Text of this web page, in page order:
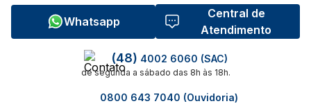
Whatsapp
Central de
Atendimento
(48) 4002 6060 (SAC)
de segunda a sábado das 8h às 18h.
0800 643 7040 (Ouvidoria)